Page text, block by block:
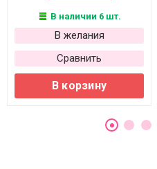
В наличии 6 шт.
В желания
Сравнить
В корзину